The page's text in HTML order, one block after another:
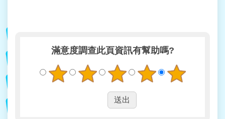
滿意度調查此頁資訊有幫助嗎?